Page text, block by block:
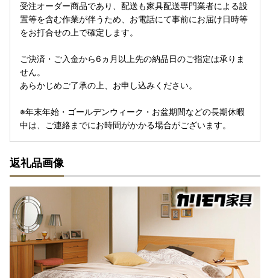
受注オーダー商品であり、配送も家具配送専門業者による設
置等を含む作業が伴うため、お電話にて事前にお届け日時等
をお打合せの上で確定します。
ご決済・ご入金から6ヵ月以上先の納品日のご指定は承りま
せん。
あらかじめご了承の上、お申し込みください。
※年末年始・ゴールデンウィーク・お盆期間などの長期休暇
中は、ご連絡までにお時間がかかる場合がございます。
返礼品画像